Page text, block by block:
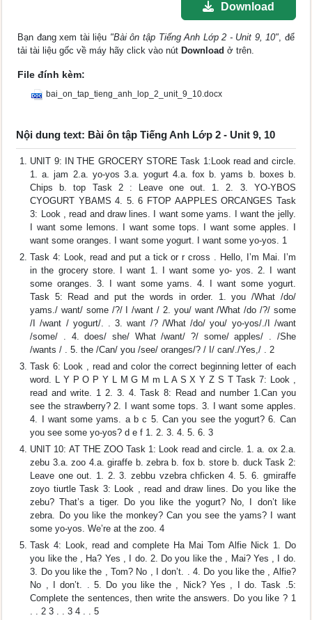
Download
Bạn đang xem tài liệu "Bài ôn tập Tiếng Anh Lớp 2 - Unit 9, 10", để
tải tài liệu gốc về máy hãy click vào nút Download ở trên.
File đính kèm:
bai_on_tap_tieng_anh_lop_2_unit_9_10.docx
Nội dung text: Bài ôn tập Tiếng Anh Lớp 2 - Unit 9, 10
UNIT 9: IN THE GROCERY STORE Task 1:Look read and circle.
1. a. jam 2.a. yo-yos 3.a. yogurt 4.a. fox b. yams b. boxes b.
Chips b. top Task 2 : Leave one out. 1. 2. 3. YO-YBOS
CYOGURT YBAMS 4. 5. 6 FTOP AAPPLES ORCANGES Task
3: Look , read and draw lines. I want some yams. I want the jelly.
I want some lemons. I want some tops. I want some apples. I
want some oranges. I want some yogurt. I want some yo-yos. 1
Task 4: Look, read and put a tick or r cross . Hello, I’m Mai. I’m
in the grocery store. I want 1. I want some yo- yos. 2. I want
some oranges. 3. I want some yams. 4. I want some yogurt.
Task 5: Read and put the words in order. 1. you /What /do/
yams./ want/ some /?/ I /want / 2. you/ want /What /do /?/ some
/I /want / yogurt/. . 3. want /? /What /do/ you/ yo-yos/./I /want
/some/ . 4. does/ she/ What /want/ ?/ some/ apples/ . /She
/wants / . 5. the /Can/ you /see/ oranges/? / I/ can/./Yes,/ . 2
Task 6: Look , read and color the correct beginning letter of each
word. L Y P O P Y L M G M m L A S X Y Z S T Task 7: Look ,
read and write. 1 2. 3. 4. Task 8: Read and number 1.Can you
see the strawberry? 2. I want some tops. 3. I want some apples.
4. I want some yams. a b c 5. Can you see the yogurt? 6. Can
you see some yo-yos? d e f 1. 2. 3. 4. 5. 6. 3
UNIT 10: AT THE ZOO Task 1: Look read and circle. 1. a. ox 2.a.
zebu 3.a. zoo 4.a. giraffe b. zebra b. fox b. store b. duck Task 2:
Leave one out. 1. 2. 3. zebbu vzebra chficken 4. 5. 6. gmiraffe
zoyo tiurtle Task 3: Look , read and draw lines. Do you like the
zebu? That’s a tiger. Do you like the yogurt? No, I don’t like
zebra. Do you like the monkey? Can you see the yams? I want
some yo-yos. We’re at the zoo. 4
Task 4: Look, read and complete Ha Mai Tom Alfie Nick 1. Do
you like the , Ha? Yes , I do. 2. Do you like the , Mai? Yes , I do.
3. Do you like the , Tom? No , I don’t. . 4. Do you like the , Alfie?
No , I don’t. . 5. Do you like the , Nick? Yes , I do. Task .5:
Complete the sentences, then write the answers. Do you like ? 1
. . 2 3 . . 3 4 . . 5